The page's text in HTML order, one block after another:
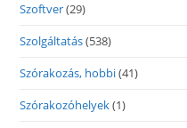
Szoftver(29)
Szolgáltatás(538)
Szórakozás, hobbi(41)
Szórakozóhelyek(1)